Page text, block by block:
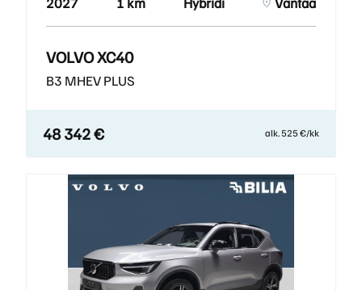
VOLVO XC40
B3 MHEV PLUS
48 342 € alk. 525 €/kk